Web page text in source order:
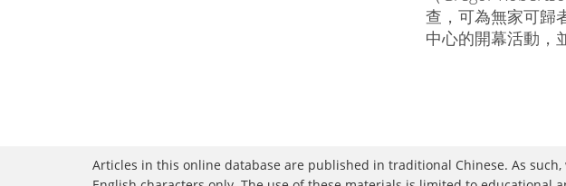
查，可為無家可歸
中心的開幕活動，
Articles in this online database are published in traditional Chinese. As